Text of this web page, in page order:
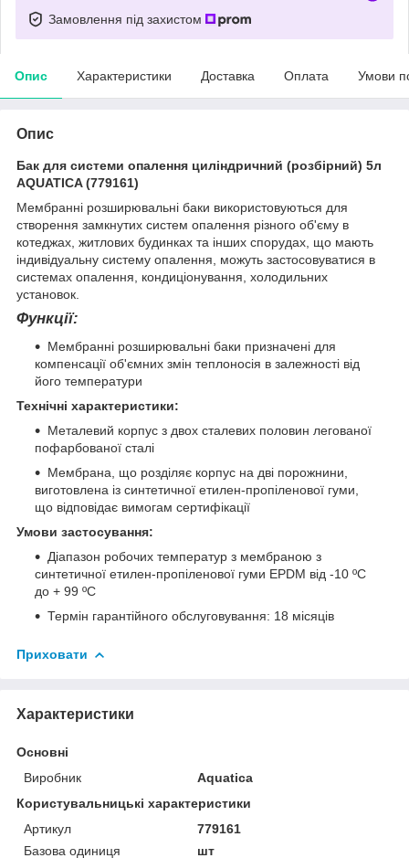
Замовлення під захистом
Опис Характеристики Доставка Оплата Умови
Опис
Бак для системи опалення циліндричний (розбірний) 5л
AQUATICA (779161)
Мембранні розширювальні баки використовуються для
створення замкнутих систем опалення різного об'єму в
котеджах, житлових будинках та інших спорудах, що мають
індивідуальну систему опалення, можуть застосовуватися в
системах опалення, кондиціонування, холодильних
установок.
Функції:
Мембранні розширювальні баки призначені для
компенсації об'ємних змін теплоносія в залежності від
його температури
Технічні характеристики:
Металевий корпус з двох сталевих половин легованої
пофарбованої сталі
Мембрана, що розділяє корпус на дві порожнини,
виготовлена із синтетичної етилен-пропіленової гуми,
що відповідає вимогам сертифікації
Умови застосування:
Діапазон робочих температур з мембраною з
синтетичної етилен-пропіленової гуми EPDM від -10 ºС
до + 99 ºС
Термін гарантійного обслуговування: 18 місяців
Приховати
Характеристики
Основні
Виробник
Aquatica
Користувальницькі характеристики
Артикул
779161
Базова одиниця
шт